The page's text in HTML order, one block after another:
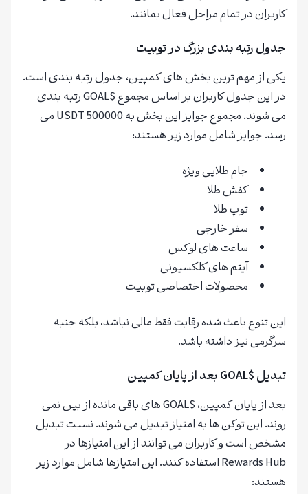
کاربران در تمام مراحل فعال بمانند.
جدول رتبه بندی بزرگ در توبیت
یکی از مهم ترین بخش های کمپین، جدول رتبه بندی است.
در این جدول کاربران بر اساس مجموع $GOAL رتبه بندی
می شوند. مجموع جوایز این بخش به 500000 USDT می
رسد. جوایز شامل موارد زیر هستند:
جام طلایی ویژه
کفش طلا
توپ طلا
سفر خارجی
ساعت های لوکس
آیتم های کلکسیونی
محصولات اختصاصی توبیت
این تنوع باعث شده رقابت فقط مالی نباشد، بلکه جنبه
سرگرمی نیز داشته باشد.
تبدیل $GOAL بعد از پایان کمپین
بعد از پایان کمپین، $GOAL های باقی مانده از بین نمی
روند. این توکن ها به امتیاز تبدیل می شوند. نسبت تبدیل
مشخص است و کاربران می توانند از این امتیازها در
Rewards Hub استفاده کنند. این امتیازها شامل موارد زیر
هستند: